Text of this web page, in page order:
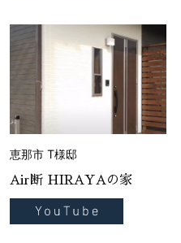
恵那市 T様邸
Air断 HIRAYAの家